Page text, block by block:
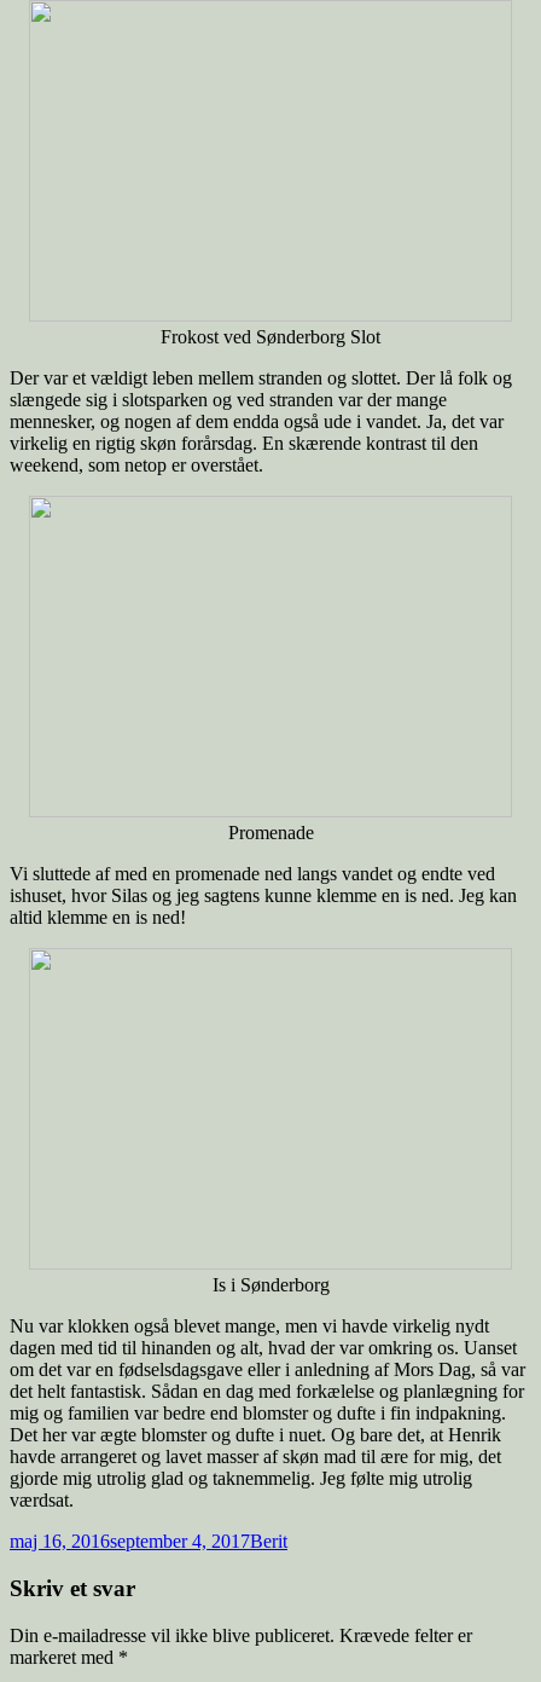
Frokost ved Sønderborg Slot
Der var et vældigt leben mellem stranden og slottet. Der lå folk og
slængede sig i slotsparken og ved stranden var der mange
mennesker, og nogen af dem endda også ude i vandet. Ja, det var
virkelig en rigtig skøn forårsdag. En skærende kontrast til den
weekend, som netop er overstået.
Promenade
Vi sluttede af med en promenade ned langs vandet og endte ved
ishuset, hvor Silas og jeg sagtens kunne klemme en is ned. Jeg kan
altid klemme en is ned!
Is i Sønderborg
Nu var klokken også blevet mange, men vi havde virkelig nydt
dagen med tid til hinanden og alt, hvad der var omkring os. Uanset
om det var en fødselsdagsgave eller i anledning af Mors Dag, så var
det helt fantastisk. Sådan en dag med forkælelse og planlægning for
mig og familien var bedre end blomster og dufte i fin indpakning.
Det her var ægte blomster og dufte i nuet. Og bare det, at Henrik
havde arrangeret og lavet masser af skøn mad til ære for mig, det
gjorde mig utrolig glad og taknemmelig. Jeg følte mig utrolig
værdsat.
maj 16, 2016september 4, 2017Berit
Skriv et svar
Din e-mailadresse vil ikke blive publiceret. Krævede felter er
markeret med *